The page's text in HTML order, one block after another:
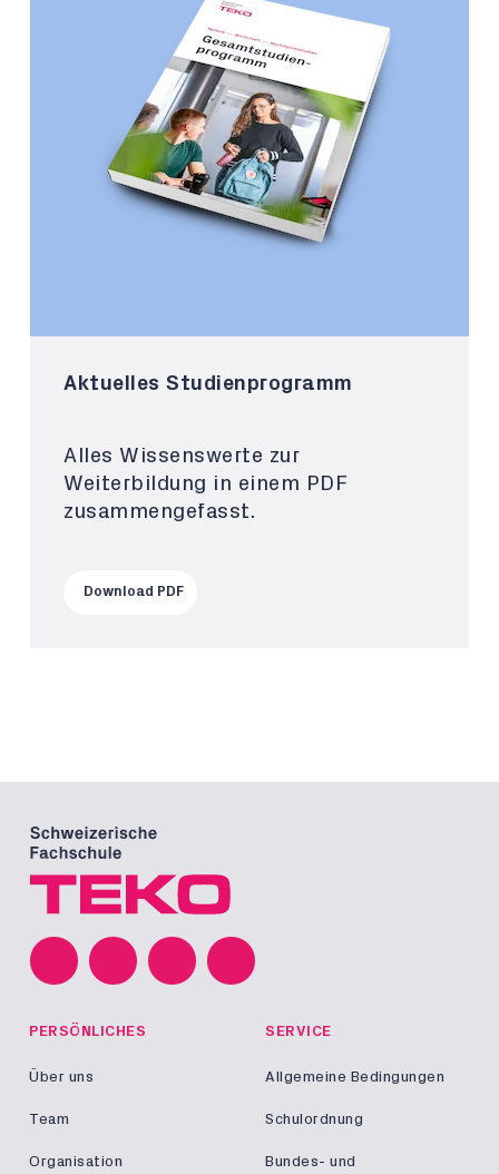
Aktuelles Studienprogramm
Alles Wissenswerte zur
Weiterbildung in einem PDF
zusammengefasst.
Download PDF
PERSÖNLICHES
Über uns
Team
Organisation
SERVICE
Allgemeine Bedingungen
Schulordnung
Bundes- und